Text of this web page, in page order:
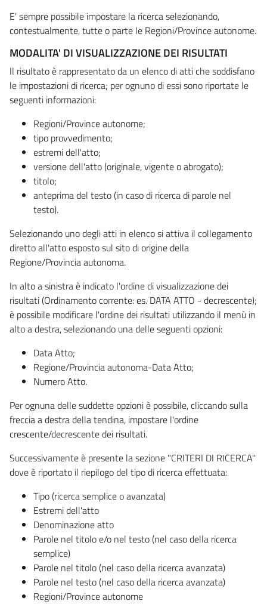
E' sempre possibile impostare la ricerca selezionando,
contestualmente, tutte o parte le Regioni/Province autonome.
MODALITA' DI VISUALIZZAZIONE DEI RISULTATI
Il risultato è rappresentato da un elenco di atti che soddisfano
le impostazioni di ricerca; per ognuno di essi sono riportate le
seguenti informazioni:
Regioni/Province autonome;
tipo provvedimento;
estremi dell'atto;
versione dell'atto (originale, vigente o abrogato);
titolo;
anteprima del testo (in caso di ricerca di parole nel
testo).
Selezionando uno degli atti in elenco si attiva il collegamento
diretto all'atto esposto sul sito di origine della
Regione/Provincia autonoma.
In alto a sinistra è indicato l'ordine di visualizzazione dei
risultati (Ordinamento corrente: es. DATA ATTO - decrescente);
è possibile modificare l'ordine dei risultati utilizzando il menù in
alto a destra, selezionando una delle seguenti opzioni:
Data Atto;
Regione/Provincia autonoma-Data Atto;
Numero Atto.
Per ognuna delle suddette opzioni è possibile, cliccando sulla
freccia a destra della tendina, impostare l'ordine
crescente/decrescente dei risultati.
Successivamente è presente la sezione "CRITERI DI RICERCA"
dove è riportato il riepilogo del tipo di ricerca effettuata:
Tipo (ricerca semplice o avanzata)
Estremi dell'atto
Denominazione atto
Parole nel titolo e/o nel testo (nel caso della ricerca
semplice)
Parole nel titolo (nel caso della ricerca avanzata)
Parole nel testo (nel caso della ricerca avanzata)
Regioni/Province autonome